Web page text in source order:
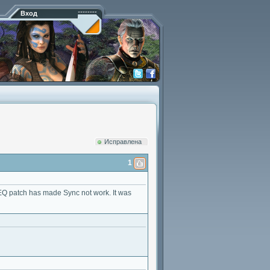
Вход
Исправлена
1
patch has made Sync not work. It was